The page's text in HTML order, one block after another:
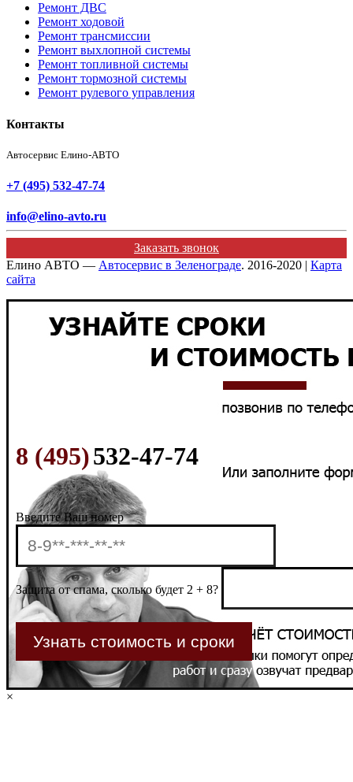
Ремонт ДВС
Ремонт ходовой
Ремонт трансмиссии
Ремонт выхлопной системы
Ремонт топливной системы
Ремонт тормозной системы
Ремонт рулевого управления
Контакты
Автосервис Елино-АВТО
+7 (495) 532-47-74
info@elino-avto.ru
Заказать звонок
Елино АВТО — Автосервис в Зеленограде. 2016-2020 | Карта
сайта
8 (495)532-47-74
Введите Ваш номер
Защита от спама, сколько будет 2 + 8?
×